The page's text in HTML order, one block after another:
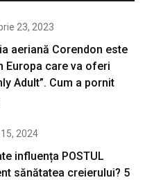
23, 2023
aeriană Corendon este
Europa care va oferi
Adult”. Cum a pornit
2024
influența POSTUL
sănătatea creierului? 5